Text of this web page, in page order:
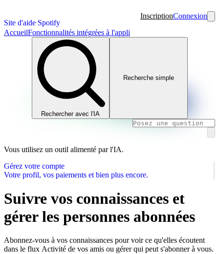
Site d'aide Spotify
InscriptionConnexion
AccueilFonctionnalités intégrées à l'appli
Rechercher avec l'IA
Recherche simple
Vous utilisez un outil alimenté par l'IA.
Gérez votre compte
Votre profil, vos paiements et bien plus encore.
Suivre vos connaissances et
gérer les personnes abonnées
Abonnez-vous à vos connaissances pour voir ce qu'elles écoutent
dans le flux Activité de vos amis ou gérer qui peut s'abonner à vous.